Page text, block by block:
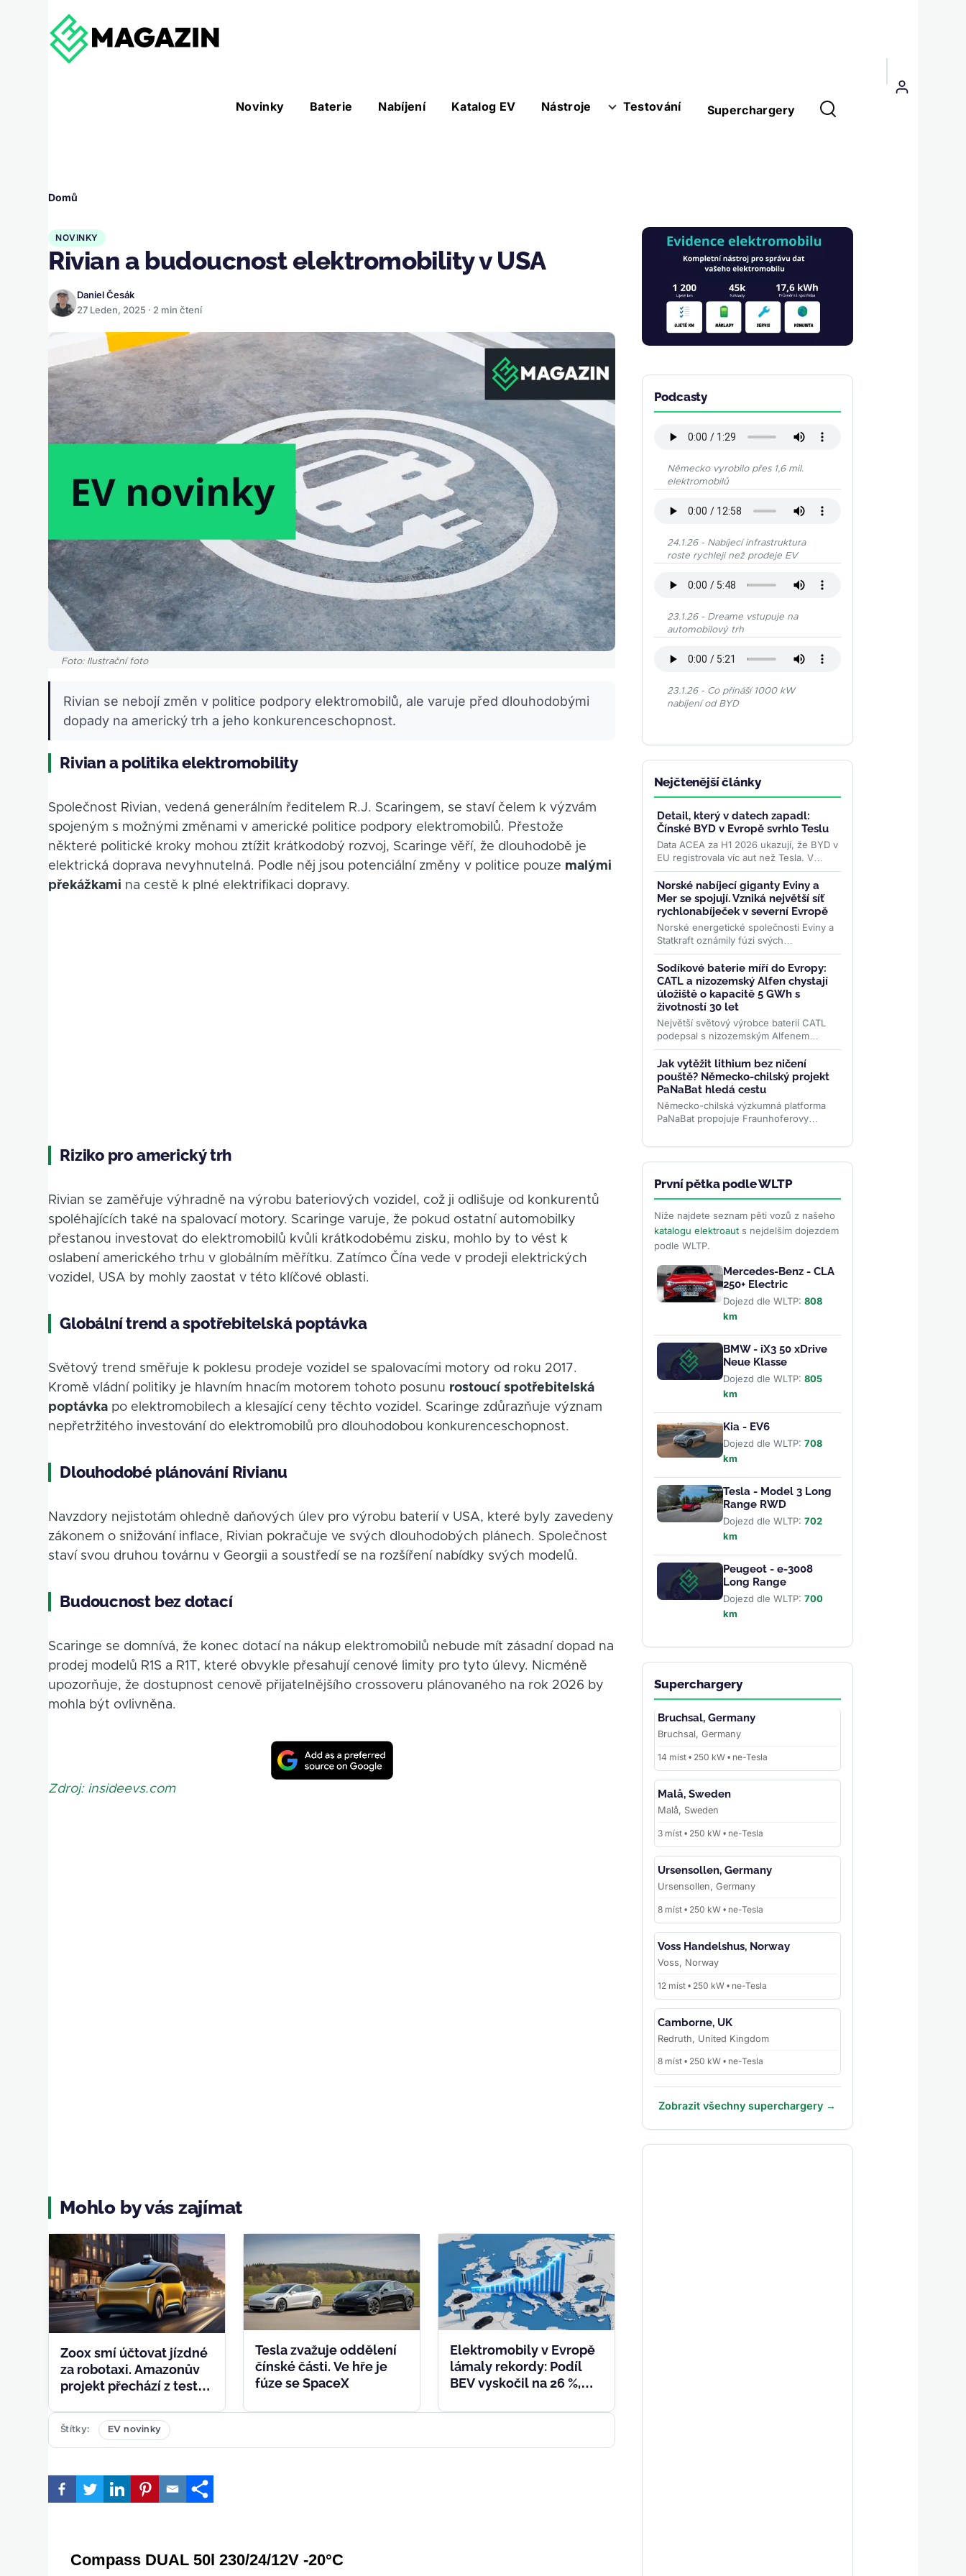
Hlavní
Novinky Baterie Nabíjení Katalog EV Nástroje
Nástroje sub-navigation Testování Superchargery
Menu
uživatelského
Drobečková
navigace
Domů
NOVINKY
Rivian a budoucnost elektromobility v USA
Daniel Česák
27 Leden, 2025 · 2 min čtení
Foto: Ilustrační foto
Rivian se nebojí změn v politice podpory elektromobilů, ale varuje před dlouhodobými
dopady na americký trh a jeho konkurenceschopnost.
Rivian a politika elektromobility
Společnost Rivian, vedená generálním ředitelem R.J. Scaringem, se staví čelem k výzvám
spojeným s možnými změnami v americké politice podpory elektromobilů. Přestože
některé politické kroky mohou ztížit krátkodobý rozvoj, Scaringe věří, že dlouhodobě je
elektrická doprava nevyhnutelná. Podle něj jsou potenciální změny v politice pouze malými
překážkami na cestě k plné elektrifikaci dopravy.
Riziko pro americký trh
Rivian se zaměřuje výhradně na výrobu bateriových vozidel, což ji odlišuje od konkurentů
spoléhajících také na spalovací motory. Scaringe varuje, že pokud ostatní automobilky
přestanou investovat do elektromobilů kvůli krátkodobému zisku, mohlo by to vést k
oslabení amerického trhu v globálním měřítku. Zatímco Čína vede v prodeji elektrických
vozidel, USA by mohly zaostat v této klíčové oblasti.
Globální trend a spotřebitelská poptávka
Světový trend směřuje k poklesu prodeje vozidel se spalovacími motory od roku 2017.
Kromě vládní politiky je hlavním hnacím motorem tohoto posunu rostoucí spotřebitelská
poptávka po elektromobilech a klesající ceny těchto vozidel. Scaringe zdůrazňuje význam
nepřetržitého investování do elektromobilů pro dlouhodobou konkurenceschopnost.
Dlouhodobé plánování Rivianu
Navzdory nejistotám ohledně daňových úlev pro výrobu baterií v USA, které byly zavedeny
zákonem o snižování inflace, Rivian pokračuje ve svých dlouhodobých plánech. Společnost
staví svou druhou továrnu v Georgii a soustředí se na rozšíření nabídky svých modelů.
Budoucnost bez dotací
Scaringe se domnívá, že konec dotací na nákup elektromobilů nebude mít zásadní dopad na
prodej modelů R1S a R1T, které obvykle přesahují cenové limity pro tyto úlevy. Nicméně
upozorňuje, že dostupnost cenově přijatelnějšího crossoveru plánovaného na rok 2026 by
mohla být ovlivněna.
Zdroj: insideevs.com
Mohlo by vás zajímat
Zoox smí účtovat jízdné
za robotaxi. Amazonův
projekt přechází z testů
Tesla zvažuje oddělení
čínské části. Ve hře je
fúze se SpaceX
Elektromobily v Evropě
lámaly rekordy: Podíl
BEV vyskočil na 26 %,
procentům
Štítky EV novinky
Obrázek
Podcasty
Německo vyrobilo přes 1,6 mil.
elektromobilů
24.1.26 - Nabíjecí infrastruktura
roste rychleji než prodeje EV
23.1.26 - Dreame vstupuje na
automobilový trh
23.1.26 - Co přináší 1000 kW
nabíjení od BYD
Nejčtenější články
Detail, který v datech zapadl:
Čínské BYD v Evropě svrhlo Teslu
Data ACEA za H1 2026 ukazují, že BYD v
EU registrovala víc aut než Tesla. V
samotném červnu se ale karta obrátila –
rozhodly ceny paliv i...>>
Norské nabíjecí giganty Eviny a
Mer se spojují. Vzniká největší síť
rychlonabíječek v severní Evropě
Norské energetické společnosti Eviny a
Statkraft oznámily fúzi svých
rychlodobíjecích sítí. Spojený podnik
Eviny Elektrifisering bude mít...>>
Sodíkové baterie míří do Evropy:
CATL a nizozemský Alfen chystají
úložiště o kapacitě 5 GWh s
životností 30 let
Největší světový výrobce baterií CATL
podepsal s nizozemským Alfenem
dohodu o nasazení 5 GWh sodíkových
úložišť v Evropě. Systém...>>
Jak vytěžit lithium bez ničení
pouště? Německo-chilský projekt
PaNaBat hledá cestu
Německo-chilská výzkumná platforma
PaNaBat propojuje Fraunhoferovy
lithium bez odpařovacích...>>
První pětka podle WLTP
Níže najdete seznam pěti vozů z našeho
katalogu elektroauts nejdelším dojezdem
podle WLTP.
Mercedes-Benz - CLA
250+ Electric
Dojezd dle WLTP: 808
km
BMW - iX3 50 xDrive
Neue Klasse
Dojezd dle WLTP: 805
km
Kia - EV6
Dojezd dle WLTP: 708
km
Tesla - Model 3 Long
Range RWD
Dojezd dle WLTP: 702
km
Peugeot - e-3008
Long Range
Dojezd dle WLTP: 700
km
Superchargery
Bruchsal, Germany
Bruchsal, Germany
14 míst • 250 kW • ne-Tesla
Malå, Sweden
Malå, Sweden
3 míst • 250 kW • ne-Tesla
Ursensollen, Germany
Ursensollen, Germany
8 míst • 250 kW • ne-Tesla
Voss Handelshus, Norway
Voss, Norway
12 míst • 250 kW • ne-Tesla
Camborne, UK
Redruth, United Kingdom
8 míst • 250 kW • ne-Tesla
Zobrazit všechny superchargery →